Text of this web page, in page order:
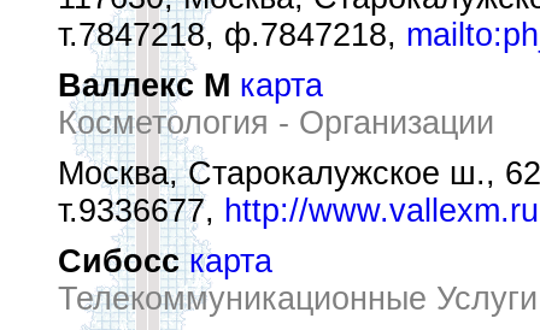
т.7847218, ф.7847218,
Валлекс М карта
Косметология - Организации
Москва, Старокалужское ш.,
т.9336677, http://www.vallexm.ru
Сибосс карта
Телекоммуникационные Услуги